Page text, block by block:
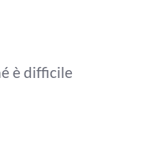
è difficile